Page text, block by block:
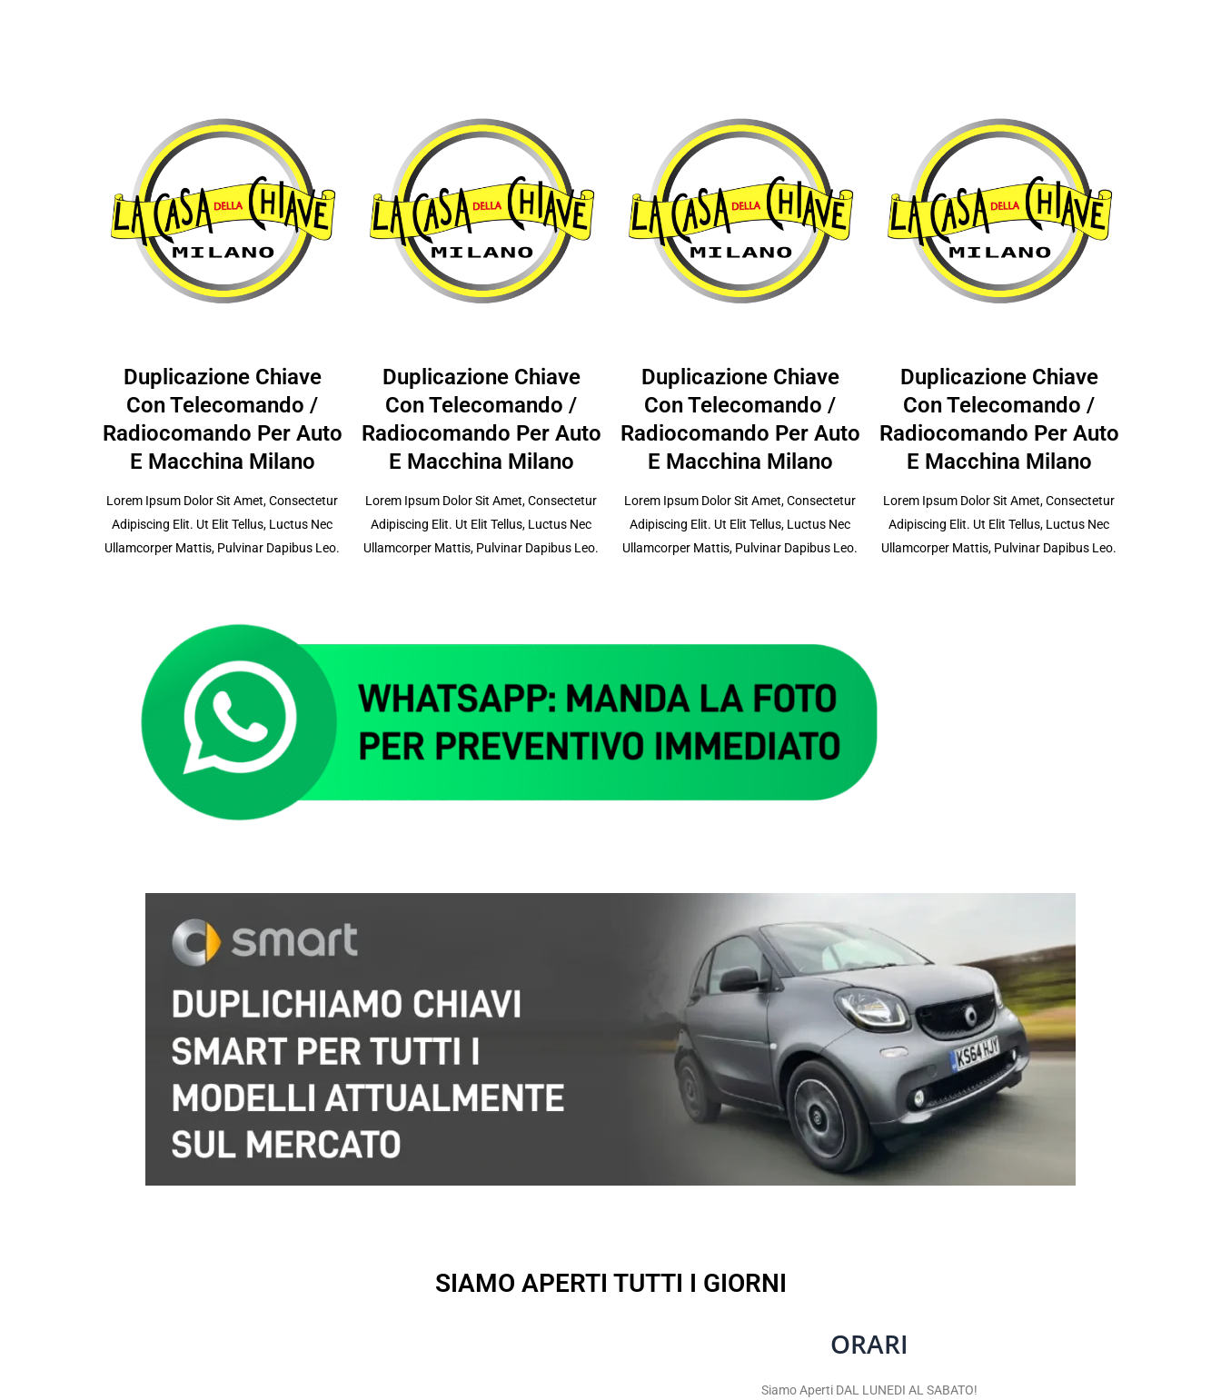
Duplicazione Chiave
Con Telecomando /
Radiocomando Per Auto
E Macchina Milano
Lorem Ipsum Dolor Sit Amet, Consectetur
Adipiscing Elit. Ut Elit Tellus, Luctus Nec
Ullamcorper Mattis, Pulvinar Dapibus Leo.
Duplicazione Chiave
Con Telecomando /
Radiocomando Per Auto
E Macchina Milano
Lorem Ipsum Dolor Sit Amet, Consectetur
Adipiscing Elit. Ut Elit Tellus, Luctus Nec
Ullamcorper Mattis, Pulvinar Dapibus Leo.
Duplicazione Chiave
Con Telecomando /
Radiocomando Per Auto
E Macchina Milano
Lorem Ipsum Dolor Sit Amet, Consectetur
Adipiscing Elit. Ut Elit Tellus, Luctus Nec
Ullamcorper Mattis, Pulvinar Dapibus Leo.
Duplicazione Chiave
Con Telecomando /
Radiocomando Per Auto
E Macchina Milano
Lorem Ipsum Dolor Sit Amet, Consectetur
Adipiscing Elit. Ut Elit Tellus, Luctus Nec
Ullamcorper Mattis, Pulvinar Dapibus Leo.
SIAMO APERTI TUTTI I GIORNI
ORARI
Siamo Aperti DAL LUNEDI AL SABATO!